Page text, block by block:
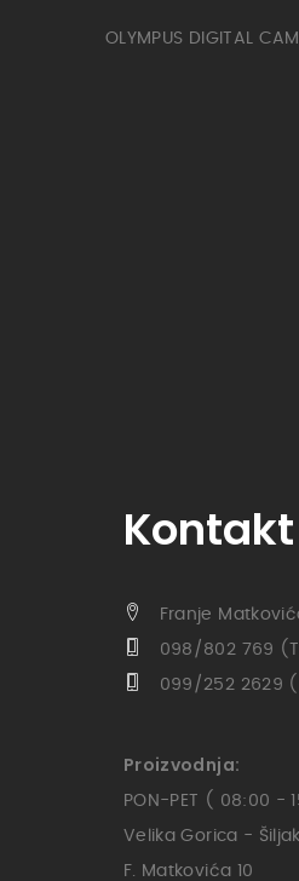
OLYMPUS DIGITAL
Kontakt
Franje
098/802 769
099/252 2629
Proizvodnja:
PON-PET ( 08:00 -
Velika Gorica -
F. Matkovića 10